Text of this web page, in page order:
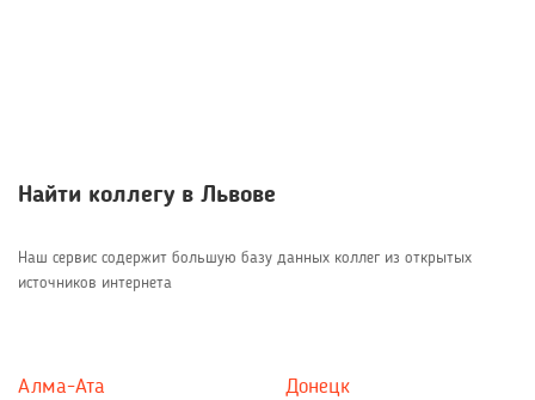
Найти коллегу в Львове
Наш сервис содержит большую базу данных коллег из открытых
источников интернета
Алма-Ата
Донецк